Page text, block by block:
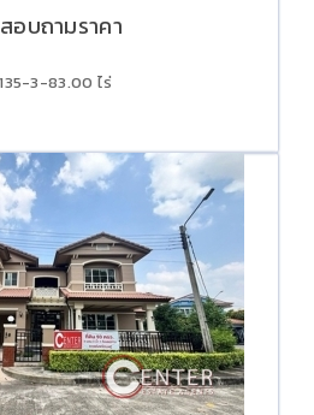
อบถามราคา
3-83.00 ไร่